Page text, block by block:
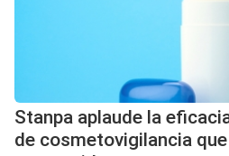
Stanpa aplaude la
de cosmetovigilancia